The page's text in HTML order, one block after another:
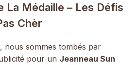
La Médaille – Les Défis
Chèr
nous sommes tombés par
pour un Jeanneau Sun